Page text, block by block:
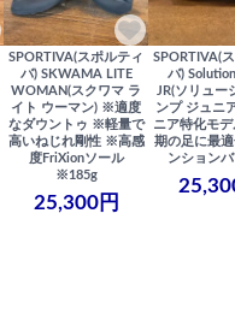
SPORTIVA(スポルティ
バ) SKWAMA LITE
WOMAN(スクワマ ラ
イト ウーマン) ※適度
なダウントゥ ※軽量で
高いねじれ剛性 ※高感
度FriXionソール
※185g
25,300円
SPORTIVA(
バ)
JR(ソリュー
ンプ ジュニ
ニア特化モ
期の足に最
ンション